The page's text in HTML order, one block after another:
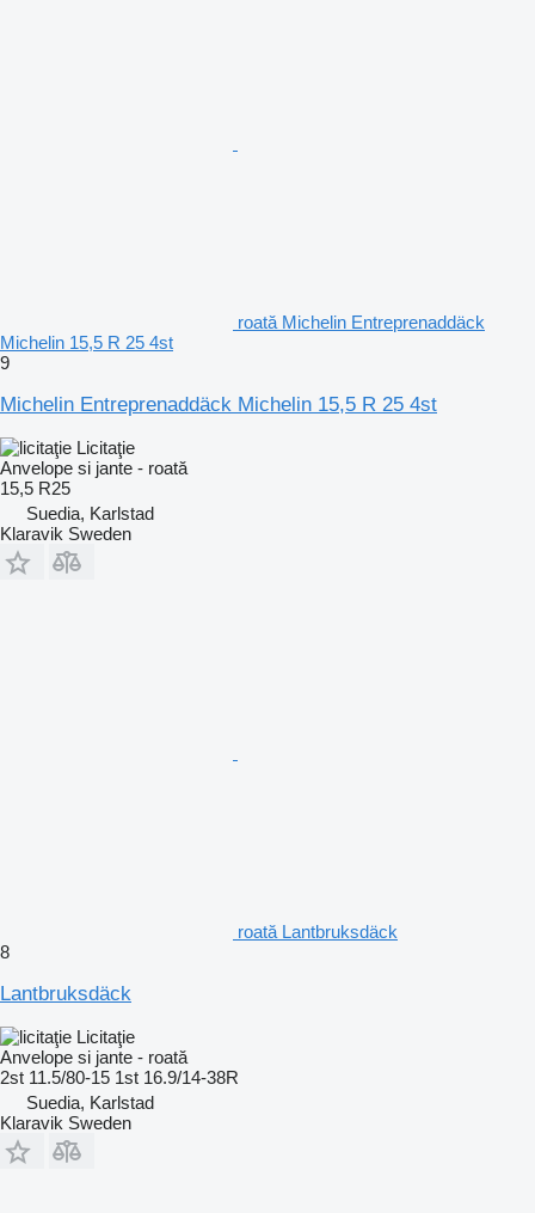
roată Michelin Entreprenaddäck
Michelin 15,5 R 25 4st
9
Michelin Entreprenaddäck Michelin 15,5 R 25 4st
Licitaţie
Anvelope si jante - roată
15,5 R25
Suedia, Karlstad
Klaravik Sweden
roată Lantbruksdäck
8
Lantbruksdäck
Licitaţie
Anvelope si jante - roată
2st 11.5/80-15 1st 16.9/14-38R
Suedia, Karlstad
Klaravik Sweden